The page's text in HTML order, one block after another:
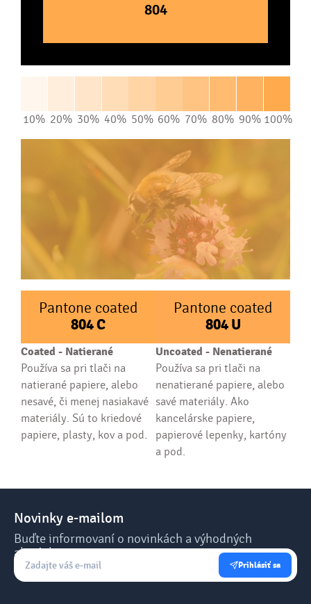
804
10% 20% 30% 40% 50% 60% 70% 80% 90% 100%
Pantone coated
804C
Coated - Natierané
Používa sa pri tlači na
natierané papiere, alebo
nesavé, či menej nasiakavé
materiály. Sú to kriedové
papiere, plasty, kov a pod.
Pantone coated
804U
Uncoated - Nenatierané
Používa sa pri tlači na
nenatierané papiere, alebo
savé materiály. Ako
kancelárske papiere,
papierové lepenky, kartóny
a pod.
Novinky e-mailom
Buďte informovaní o novinkách a výhodných
akciách.
Prihlásiť sa